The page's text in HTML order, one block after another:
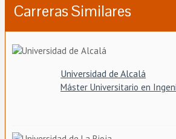
Carreras Similares
Universidad de Alcalá
Máster Universitario en